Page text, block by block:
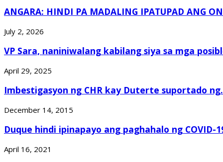
ANGARA: HINDI PA MADALING IPATUPAD ANG
July 2, 2026
VP Sara, naniniwalang kabilang siya sa mga
April 29, 2025
Imbestigasyon ng CHR kay Duterte suportado
December 14, 2015
Duque hindi ipinapayo ang paghahalo ng COVID-
April 16, 2021